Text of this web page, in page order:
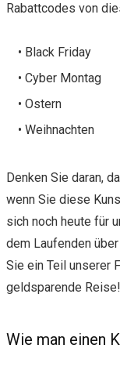
Rabattcodes von
• Black Friday
• Cyber Montag
• Ostern
• Weihnachten
Denken Sie daran,
wenn Sie diese
sich noch heute für
dem Laufenden
Sie ein Teil unserer
geldsparende Reise!
Wie man einen